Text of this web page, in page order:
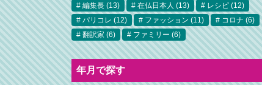
編集長 (13) 在仏日本人 (13) レシピ (12)
パリコレ (12) ファッション (11) コロナ (6)
翻訳家 (6) ファミリー (6)
年月で探す